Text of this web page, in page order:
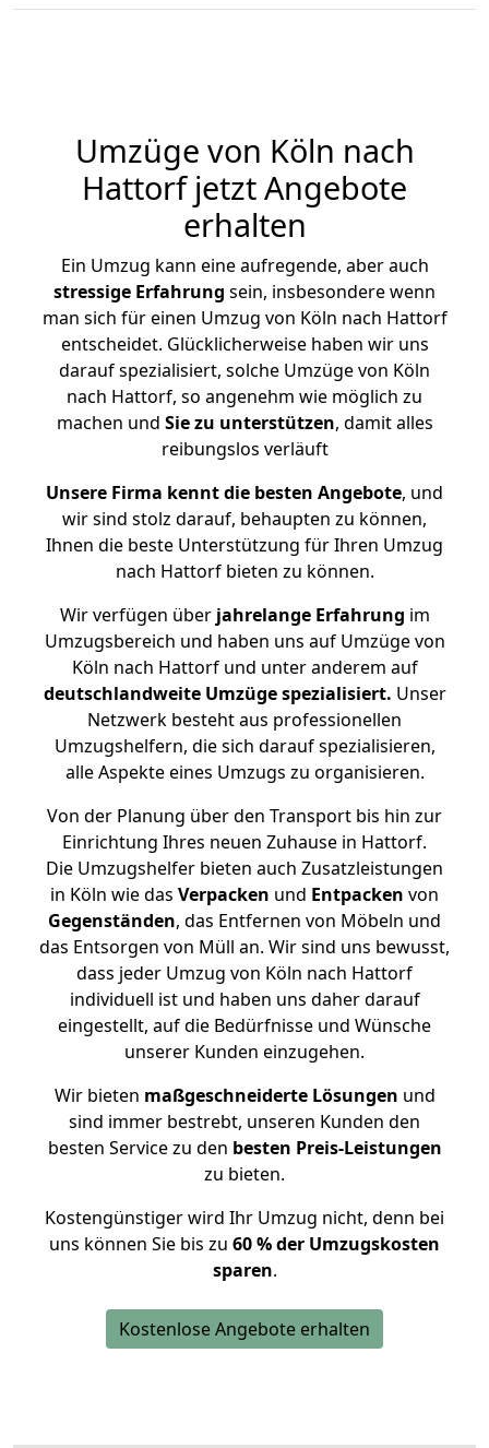
Umzüge von Köln nach
Hattorf jetzt Angebote
erhalten
Ein Umzug kann eine aufregende, aber auch
stressige Erfahrung sein, insbesondere wenn
man sich für einen Umzug von Köln nach Hattorf
entscheidet. Glücklicherweise haben wir uns
darauf spezialisiert, solche Umzüge von Köln
nach Hattorf, so angenehm wie möglich zu
machen und Sie zu unterstützen, damit alles
reibungslos verläuft
Unsere Firma kennt die besten Angebote, und
wir sind stolz darauf, behaupten zu können,
Ihnen die beste Unterstützung für Ihren Umzug
nach Hattorf bieten zu können.
Wir verfügen überjahrelange Erfahrung im
Umzugsbereich und haben uns auf Umzüge von
Köln nach Hattorf und unter anderem auf
deutschlandweite Umzüge spezialisiert. Unser
Netzwerk besteht aus professionellen
Umzugshelfern, die sich darauf spezialisieren,
alle Aspekte eines Umzugs zu organisieren.
Von der Planung über den Transport bis hin zur
Einrichtung Ihres neuen Zuhause in Hattorf.
Die Umzugshelfer bieten auch Zusatzleistungen
in Köln wie das Verpacken und Entpacken von
Gegenständen, das Entfernen von Möbeln und
das Entsorgen von Müll an. Wir sind uns bewusst,
dass jeder Umzug von Köln nach Hattorf
individuell ist und haben uns daher darauf
eingestellt, auf die Bedürfnisse und Wünsche
unserer Kunden einzugehen.
Wir bieten maßgeschneiderte Lösungen und
sind immer bestrebt, unseren Kunden den
besten Service zu den besten Preis-Leistungen
zu bieten.
Kostengünstiger wird Ihr Umzug nicht, denn bei
uns können Sie bis zu 60 % der Umzugskosten
sparen.
Kostenlose Angebote erhalten